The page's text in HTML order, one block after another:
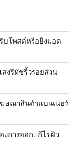
บโพสต์หรือยิงแอด
งรีทัชริ้วรอยส่วน
ษณาสินค้าแบนเนอร์
งการออกแก้ไขผิว